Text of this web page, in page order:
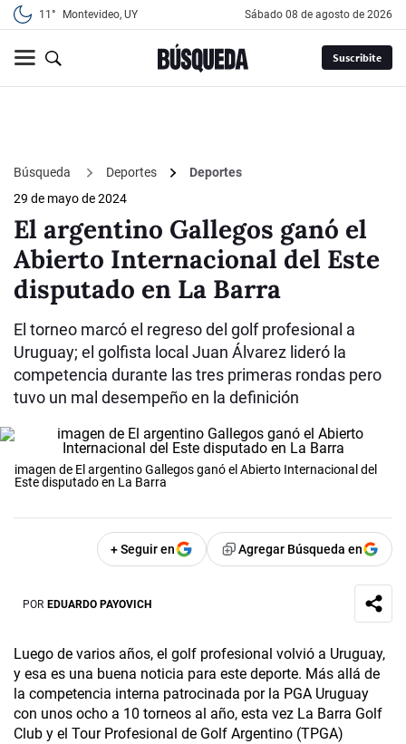
11° Montevideo, UY sábado 08 de agosto de 2026
Suscribite
Búsqueda Deportes
Deportes
29 de mayo de 2024
El argentino Gallegos ganó el
Abierto Internacional del Este
disputado en La Barra
El torneo marcó el regreso del golf profesional a
Uruguay; el golfista local Juan Álvarez lideró la
competencia durante las tres primeras rondas pero
tuvo un mal desempeño en la definición
imagen de El argentino Gallegos ganó el Abierto Internacional del
Este disputado en La Barra
+ Seguir en Agregar Búsqueda en
POR EDUARDO PAYOVICH
Luego de varios años, el golf profesional volvió a Uruguay,
y esa es una buena noticia para este deporte. Más allá de
la competencia interna patrocinada por la PGA Uruguay
con unos ocho a 10 torneos al año, esta vez La Barra Golf
Club y el Tour Profesional de Golf Argentino (TPGA)